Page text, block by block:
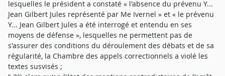
lesquelles le président a constaté « l'absence du prévenu Y...
Jean Gilbert Jules représenté par Me Ivernel » et « le prévenu
Y... Jean Gilbert Jules a été interrogé et entendu en ses
moyens de défense », lesquelles ne permettent pas de
s'assurer des conditions du déroulement des débats et de sa
régularité, la Chambre des appels correctionnels a violé les
textes susvisés ;